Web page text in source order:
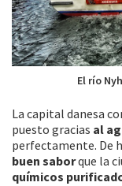
El río
La capital danesa
puesto gracias al
perfectamente. De
buen saborque la
químicos